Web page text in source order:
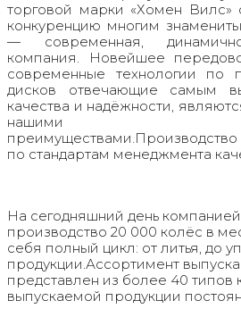
торговой марки «Хомен Вилс»
конкуренцию многим
— современная,
компания. Новейшее
современные технологии по
дисков отвечающие самым
качества и надёжности,
нашими
по стандартам менеджмента
На сегодняшний день
производство 20 000 колёс в
себя полный цикл: от литья, до
продукции.Ассортимент
представлен из более 40 типов
выпускаемой продукции